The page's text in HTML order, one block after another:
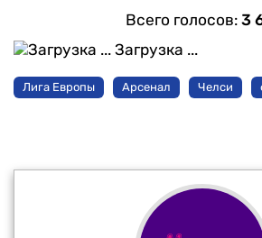
Всего голосов: 3
Загрузка ...
Лига Европы Арсенал Челси